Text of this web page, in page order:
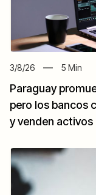
3/8/26 5 Min
Paraguay
pero los bancos
y venden